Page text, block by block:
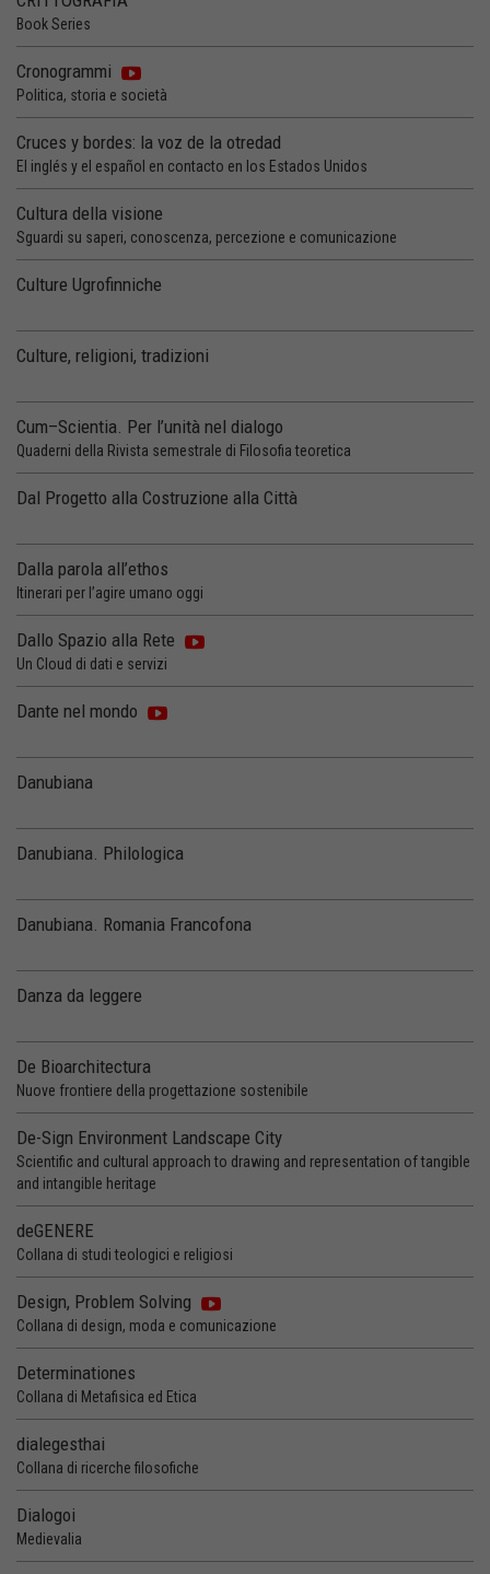
Book Series
Cronogrammi
Politica, storia e società
Cruces y bordes: la voz de la otredad
El inglés y el español en contacto en los Estados Unidos
Cultura della visione
Sguardi su saperi, conoscenza, percezione e comunicazione
Culture Ugrofinniche
Culture, religioni, tradizioni
Cum–Scientia. Per l’unità nel dialogo
Quaderni della Rivista semestrale di Filosofia teoretica
Dal Progetto alla Costruzione alla Città
Dalla parola all’ethos
Itinerari per l’agire umano oggi
Dallo Spazio alla Rete
Un Cloud di dati e servizi
Dante nel mondo
Danubiana
Danubiana. Philologica
Danubiana. Romania Francofona
Danza da leggere
De Bioarchitectura
Nuove frontiere della progettazione sostenibile
De-Sign Environment Landscape City
Scientific and cultural approach to drawing and representation of tangible
and intangible heritage
deGENERE
Collana di studi teologici e religiosi
Design, Problem Solving
Collana di design, moda e comunicazione
Determinationes
Collana di Metafisica ed Etica
dialegesthai
Collana di ricerche filosofiche
Dialogoi
Medievalia